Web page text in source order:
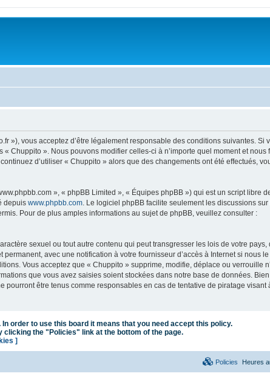
»), vous acceptez d’être légalement responsable des conditions suivantes. Si
Chuppito ». Nous pouvons modifier celles-ci à n’importe quel moment et nous
d’utiliser « Chuppito » alors que des changements ont été effectués,
», « phpBB Limited », « Équipes phpBB ») qui est un script libre
depuis www.phpbb.com . Le logiciel phpBB facilite seulement les discussions
Pour de plus amples informations au sujet de phpBB, veuillez consulter :
sexuel ou tout autre contenu qui peut transgresser les lois de votre pays,
avec une notification à votre fournisseur d’accès à Internet si nous
Vous acceptez que « Chuppito » supprime, modifie, déplace ou verrouille
que vous avez saisies soient stockées dans notre base de données.
être tenus comme responsables en cas de tentative de piratage visant
order to use this board it means that you need accept this policy.
clicking the "Policies" link at the bottom of the page.
]
Heures
Policies